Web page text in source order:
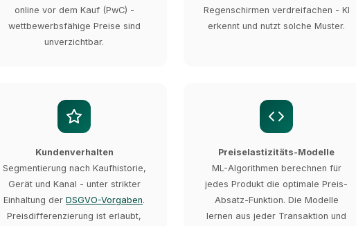
online vor dem Kauf (PwC) -
wettbewerbsfähige Preise sind
unverzichtbar.
Regenschirmen verdreifachen - KI
erkennt und nutzt solche Muster.
Kundenverhalten
Segmentierung nach Kaufhistorie,
Gerät und Kanal - unter strikter
Einhaltung der DSGVO-Vorgaben.
Preisdifferenzierung ist erlaubt,
Preiselastizitäts-Modelle
ML-Algorithmen berechnen für
jedes Produkt die optimale Preis-
Absatz-Funktion. Die Modelle
lernen aus jeder Transaktion und